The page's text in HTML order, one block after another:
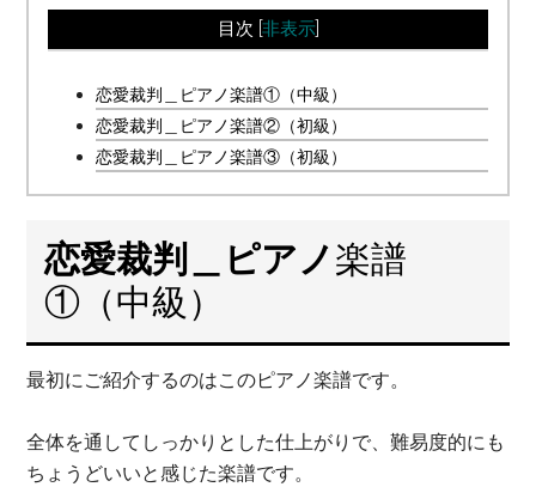
目次 非表示]
恋愛裁判＿ピアノ楽譜①（中級）
恋愛裁判＿ピアノ楽譜②（初級）
恋愛裁判＿ピアノ楽譜③（初級）
恋愛裁判＿ピアノ楽譜
①（中級）
最初にご紹介するのはこのピアノ楽譜です。
全体を通してしっかりとした仕上がりで、難易度的にも
ちょうどいいと感じた楽譜です。